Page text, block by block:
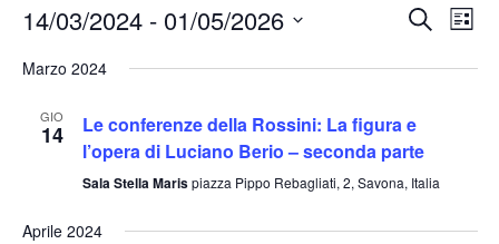
viste
CercaLista
14/03/2024 - 01/05/2026
la
data.
Marzo 2024
GIO
14
Le conferenze della Rossini: La figura e
l’opera di Luciano Berio – seconda parte
Sala Stella Marispiazza Pippo Rebagliati, 2, Savona, Italia
Aprile 2024